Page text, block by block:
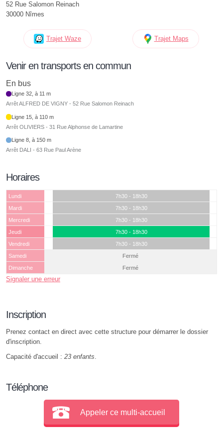
52 Rue Salomon Reinach
30000 Nîmes
Trajet Waze Trajet Maps
Venir en transports en commun
En bus
Ligne 32, à 11 m
Arrêt ALFRED DE VIGNY - 52 Rue Salomon Reinach
Ligne 15, à 110 m
Arrêt OLIVIERS - 31 Rue Alphonse de Lamartine
Ligne 8, à 150 m
Arrêt DALI - 63 Rue Paul Arène
Horaires
Lundi
7h30 - 18h30
Mardi
7h30 - 18h30
Mercredi
7h30 - 18h30
Jeudi
7h30 - 18h30
Vendredi
7h30 - 18h30
Samedi
Fermé
Dimanche
Fermé
Signaler une erreur
Inscription
Prenez contact en direct avec cette structure pour démarrer le dossier
d'inscription.
Capacité d'accueil : 23 enfants.
Téléphone
Appeler ce multi-accueil